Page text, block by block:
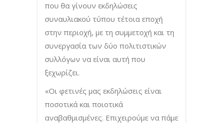
που θα γίνουν εκδηλώσεις
συναυλιακού τύπου τέτοια εποχή
στην περιοχή, με τη συμμετοχή και τη
συνεργασία των δύο πολιτιστικών
συλλόγων να είναι αυτή που
ξεχωρίζει.
«Οι φετινές μας εκδηλώσεις είναι
ποσοτικά και ποιοτικά
αναβαθμισμένες. Επιχειρούμε να πάμε